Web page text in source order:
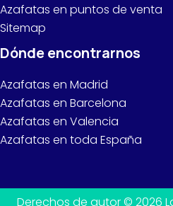
Azafatas en puntos de venta
Sitemap
Dónde encontrarnos
Azafatas en Madrid
Azafatas en Barcelona
Azafatas en Valencia
Azafatas en toda España
Derechos de autor © 2026